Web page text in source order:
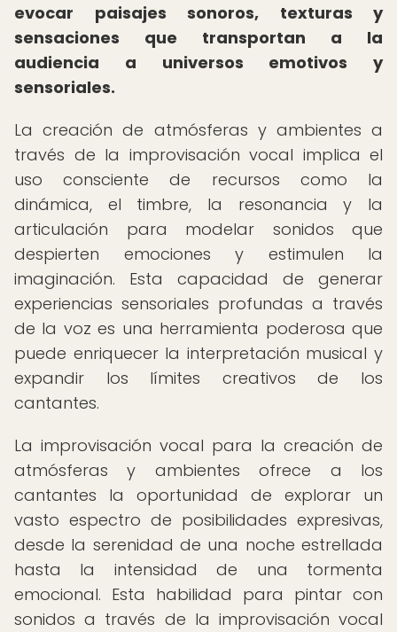
evocar paisajes sonoros, texturas y
sensaciones que transportan a la
audiencia a universos emotivos y
sensoriales.
La creación de atmósferas y ambientes a
través de la improvisación vocal implica el
uso consciente de recursos como la
dinámica, el timbre, la resonancia y la
articulación para modelar sonidos que
despierten emociones y estimulen la
imaginación. Esta capacidad de generar
experiencias sensoriales profundas a través
de la voz es una herramienta poderosa que
puede enriquecer la interpretación musical y
expandir los límites creativos de los
cantantes.
La improvisación vocal para la creación de
atmósferas y ambientes ofrece a los
cantantes la oportunidad de explorar un
vasto espectro de posibilidades expresivas,
desde la serenidad de una noche estrellada
hasta la intensidad de una tormenta
emocional. Esta habilidad para pintar con
sonidos a través de la improvisación vocal